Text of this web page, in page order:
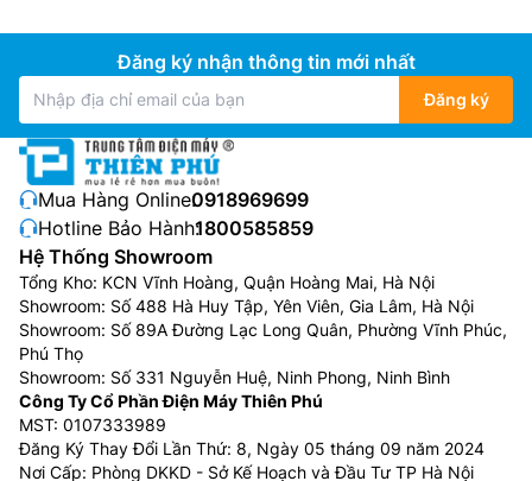
Điều hòa Mitsubishi Heavy sử dụng gas R32
Điều hòaMitsubishi Heavygiá rẻ SRK/SRC25ZSS-W5
sử dụng môi chất lạnh gas R32 hiệu suất làm lạnh cao
& thân thiện với môi trường.
Đăng ký nhận thông tin mới nhất
Đăng ký
Mua Hàng Online:0918969699
Hotline Bảo Hành:1800585859
Hệ Thống Showroom
Tổng Kho: KCN Vĩnh Hoàng, Quận Hoàng Mai, Hà Nội
Showroom: Số 488 Hà Huy Tập, Yên Viên, Gia Lâm, Hà Nội
Showroom: Số 89A Đường Lạc Long Quân, Phường Vĩnh Phúc,
Phú Thọ
Showroom: Số 331 Nguyễn Huệ, Ninh Phong, Ninh Bình
Công Ty Cổ Phần Điện Máy Thiên Phú
MST: 0107333989
Đăng Ký Thay Đổi Lần Thứ: 8, Ngày 05 tháng 09 năm 2024
Nơi Cấp: Phòng DKKD - Sở Kế Hoạch và Đầu Tư TP Hà Nội